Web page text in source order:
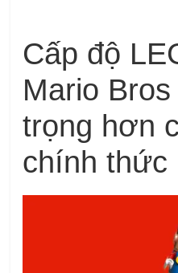
Cấp độ
Mario
trọng hơn
chính thức